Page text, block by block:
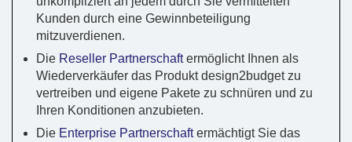
Kunden durch eine Gewinnbeteiligung
mitzuverdienen.
Die Reseller Partnerschaftermöglicht Ihnen als
Wiederverkäufer das Produkt design2budget zu
vertreiben und eigene Pakete zu schnüren und zu
Ihren Konditionen anzubieten.
Die Enterprise Partnerschaftermächtigt Sie das